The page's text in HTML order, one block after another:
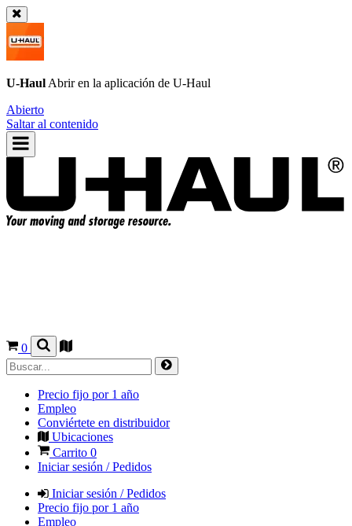
U-Haul Abrir en la aplicación de U-Haul
Abierto
Saltar al contenido
0
Precio fijo por 1 año
Empleo
Conviértete en distribuidor
Ubicaciones
Carrito 0
Iniciar sesión / Pedidos
Iniciar sesión / Pedidos
Precio fijo por 1 año
Empleo